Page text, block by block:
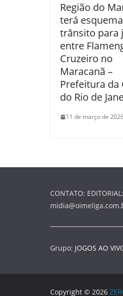
Região do
terá
trânsito para
entre
Cruzeiro no
Maracanã –
Prefeitura da
do Rio de
11 de março de
CONTATO:
Grupo: JOGOS AO
Copyright © 2026